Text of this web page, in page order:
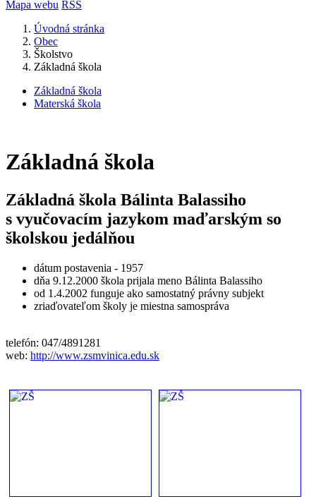
Mapa webu RSS
Úvodná stránka
Obec
Školstvo
Základná škola
Základná škola
Materská škola
Základná škola
Základná škola Bálinta Balassiho
s vyučovacím jazykom maďarským so
školskou jedálňou
dátum postavenia - 1957
dňa 9.12.2000 škola prijala meno Bálinta Balassiho
od 1.4.2002 funguje ako samostatný právny subjekt
zriaďovateľom školy je miestna samospráva
telefón: 047/4891281
web: http://www.zsmvinica.edu.sk